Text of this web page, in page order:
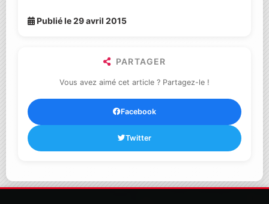
Publié le 29 avril 2015
PARTAGER
Vous avez aimé cet article ? Partagez-le !
Facebook
Twitter